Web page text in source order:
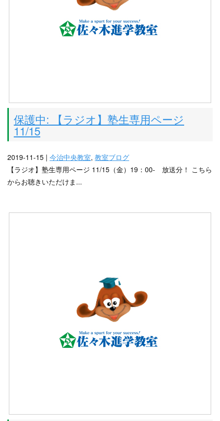
保護中: 【ラジオ】塾生専用ページ
11/15
2019-11-15 | 今治中央教室, 教室ブログ
【ラジオ】塾生専用ページ 11/15（金）19：00- 放送分！ こちら
からお聴きいただけま...